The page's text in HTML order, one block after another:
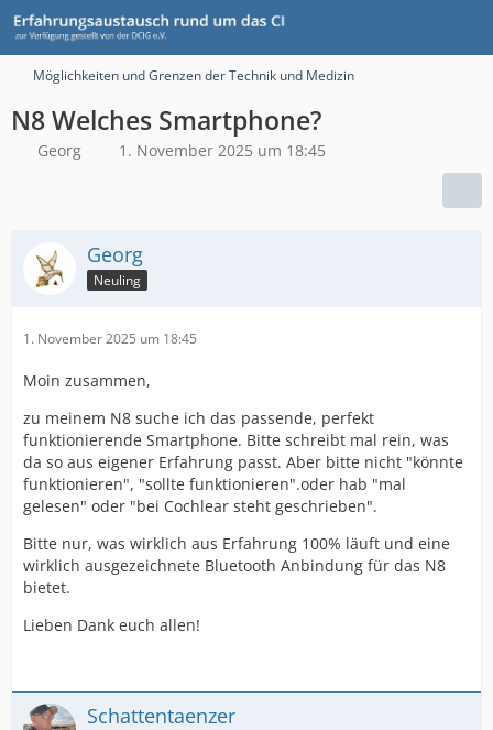
Möglichkeiten und Grenzen der Technik und Medizin
N8 Welches Smartphone?
Georg 1. November 2025 um 18:45
Georg
Neuling
1. November 2025 um 18:45
Moin zusammen,
zu meinem N8 suche ich das passende, perfekt
funktionierende Smartphone. Bitte schreibt mal rein, was
da so aus eigener Erfahrung passt. Aber bitte nicht "könnte
funktionieren", "sollte funktionieren".oder hab "mal
gelesen" oder "bei Cochlear steht geschrieben".
Bitte nur, was wirklich aus Erfahrung 100% läuft und eine
wirklich ausgezeichnete Bluetooth Anbindung für das N8
bietet.
Lieben Dank euch allen!
Schattentaenzer